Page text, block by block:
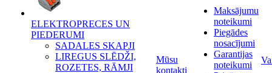
ELEKTROPRECES UN
PIEDERUMI
SADALES SKAPJI
LIREGUS SLĒDŽI,
ROZETES, RĀMJI
Mūsu
kontakti
Maksājumu
noteikumi
Piegādes
nosacījumi
Garantijas
noteikumi